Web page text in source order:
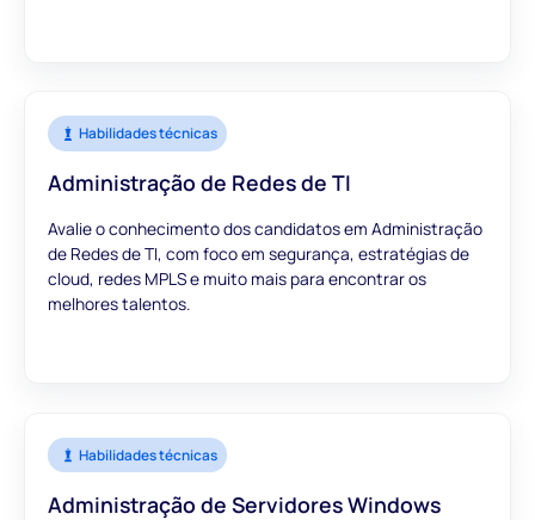
Habilidades técnicas
Administração de Redes de TI
Avalie o conhecimento dos candidatos em Administração
de Redes de TI, com foco em segurança, estratégias de
cloud, redes MPLS e muito mais para encontrar os
melhores talentos.
Habilidades técnicas
Administração de Servidores Windows